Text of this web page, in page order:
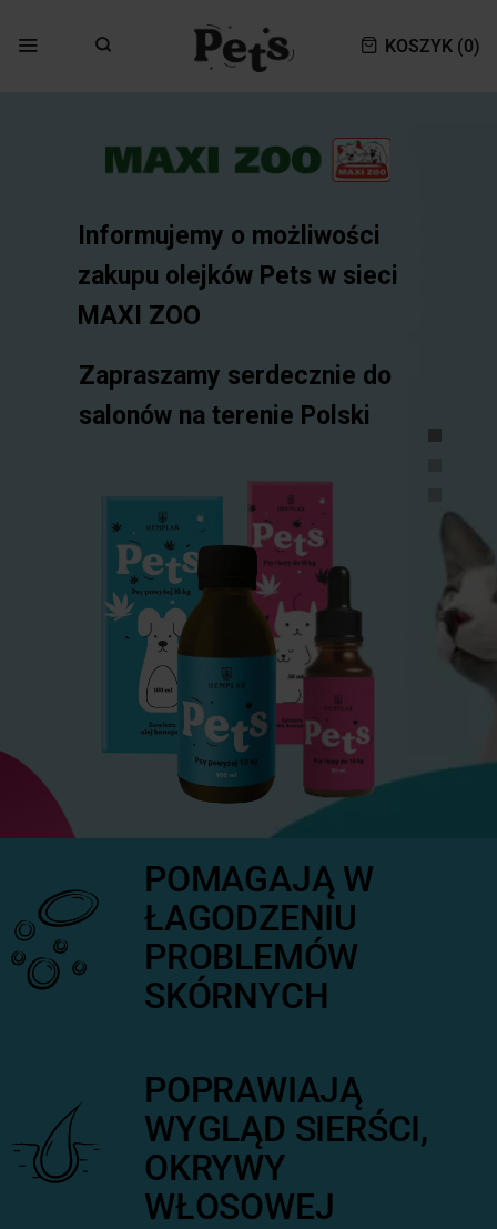
KOSZYK (0)
Informujemy o możliwości
zakupu olejków Pets w sieci
MAXI ZOO
Zapraszamy serdecznie do
salonów na terenie Polski
POMAGAJĄ W
ŁAGODZENIU
PROBLEMÓW
SKÓRNYCH
POPRAWIAJĄ
WYGLĄD SIERŚCI,
OKRYWY
WŁOSOWEJ